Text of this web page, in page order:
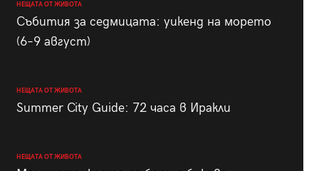
НЕЩАТА ОТ ЖИВОТА
Събития за седмицата: уикенд на морето
(6–9 август)
НЕЩАТА ОТ ЖИВОТА
Summer City Guide: 72 часа в Иракли
НЕЩАТА ОТ ЖИВОТА